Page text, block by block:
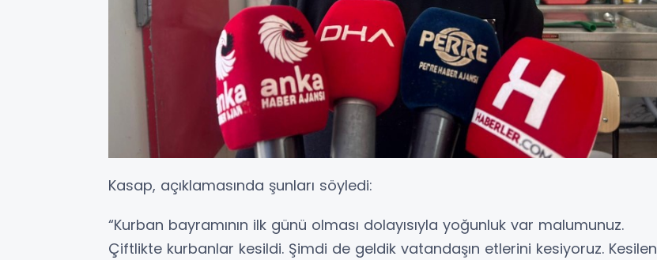
Kasap, açıklamasında şunları söyledi:
“Kurban bayramının ilk günü olması dolayısıyla yoğunluk var malumunuz.
Çiftlikte kurbanlar kesildi. Şimdi de geldik vatandaşın etlerini kesiyoruz. Kesilen